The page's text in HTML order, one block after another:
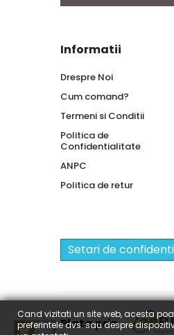
Informatii
Drespre Noi
Cum comand?
Termeni si Conditii
Politica de
Confidentialitate
ANPC
Politica de retur
Setari de
Plata prin
Cand vizitati un site web, acesta
preferintele dvs. sau despre